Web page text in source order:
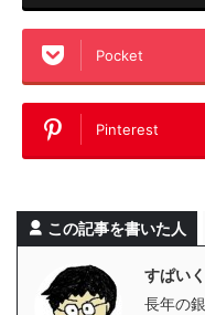
Pocket
Pinterest
この記事を書いた人
すぱい
長年の